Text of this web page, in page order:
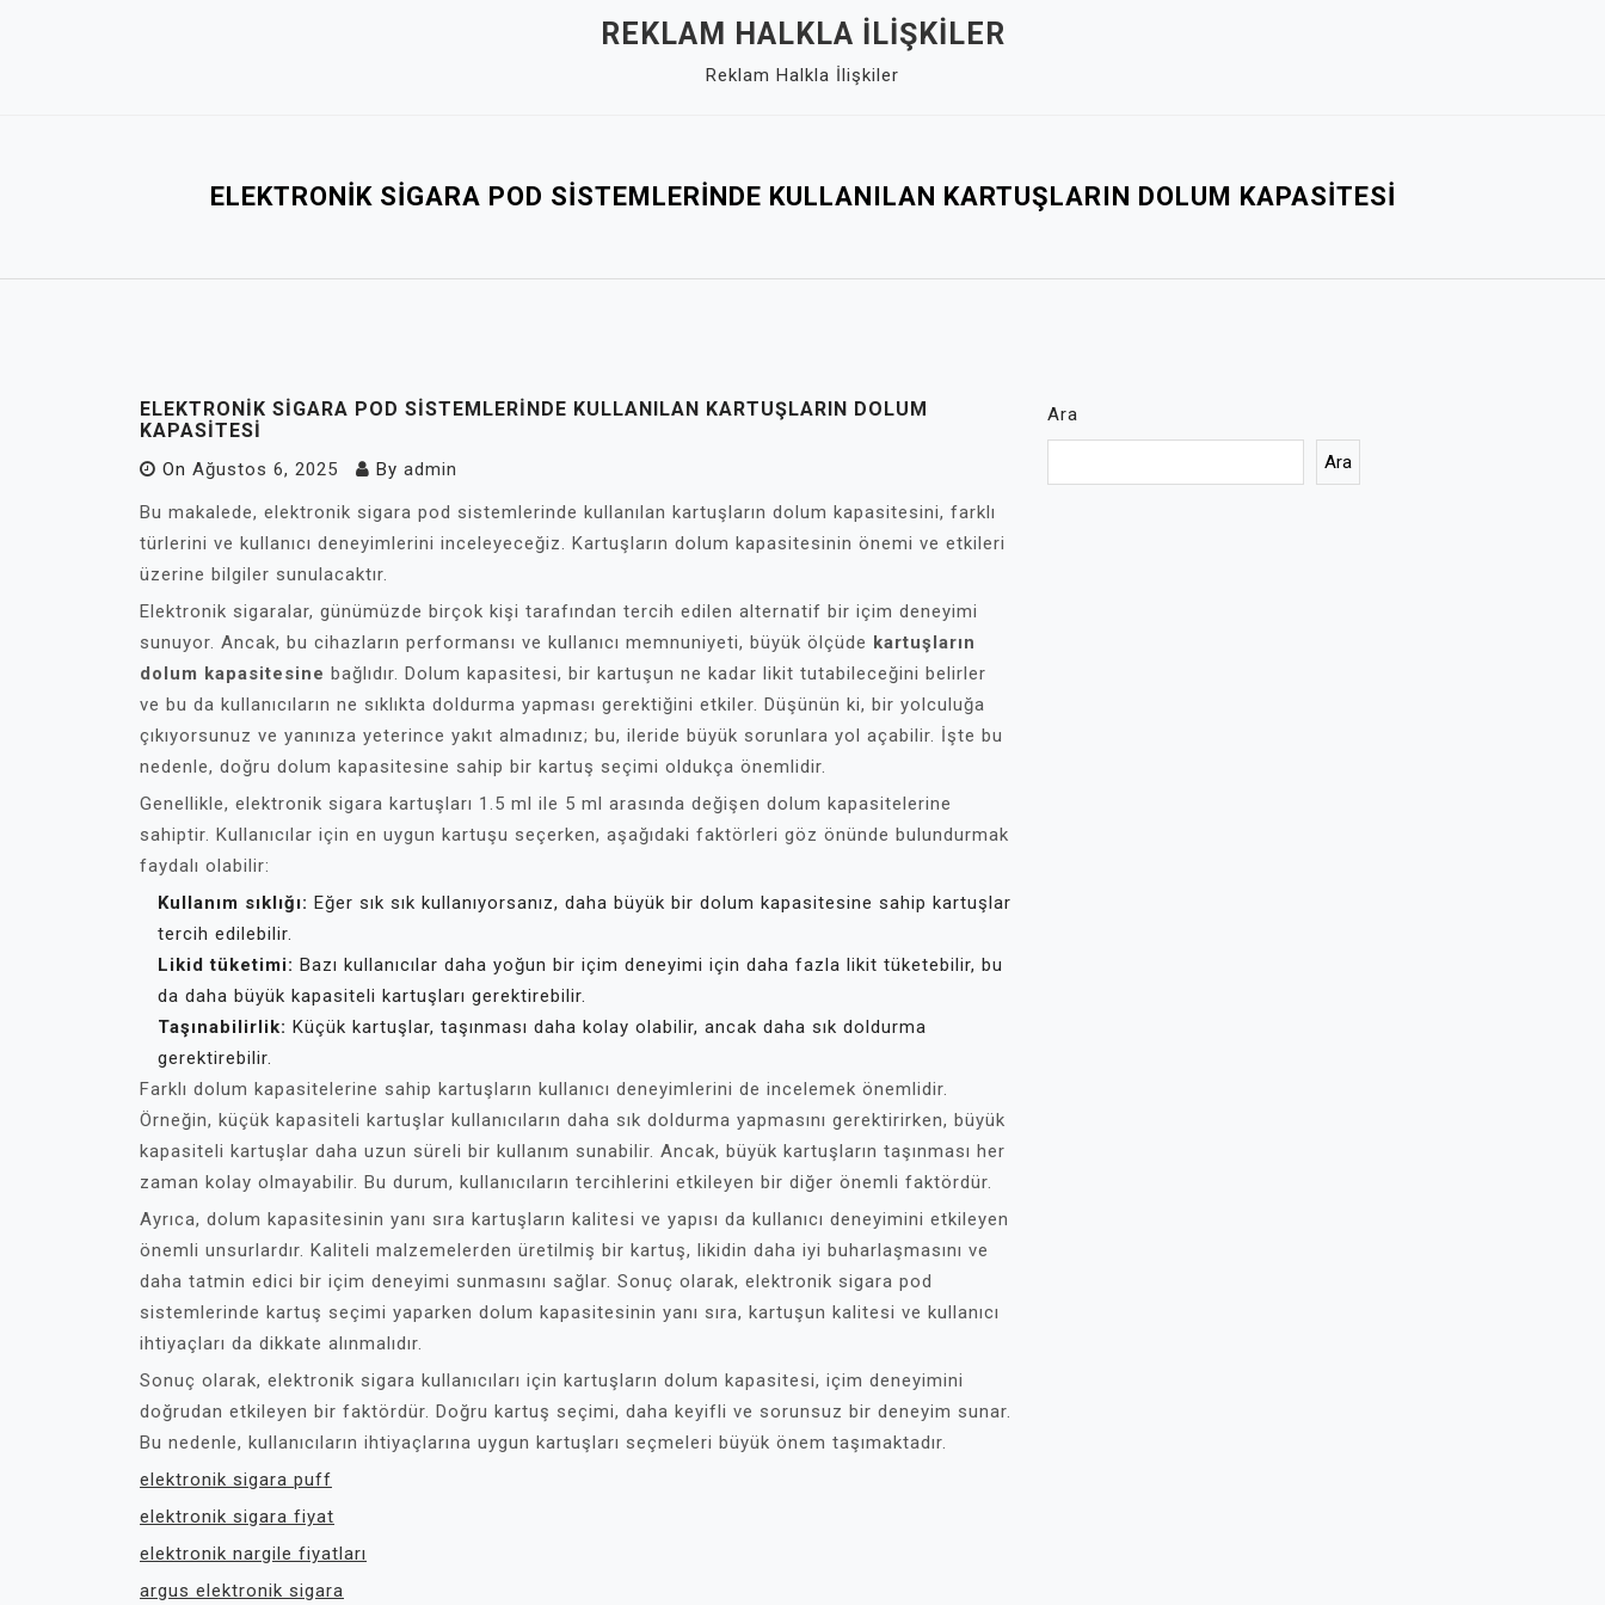
REKLAM HALKLA İLIŞKILER
Reklam Halkla İlişkiler
ELEKTRONIK SIGARA POD SISTEMLERINDE KULLANILAN KARTUŞLARIN DOLUM KAPASITESI
ELEKTRONIK SIGARA POD SISTEMLERINDE KULLANILAN KARTUŞLARIN DOLUM
KAPASITESI
On Ağustos 6, 2025 By admin
Bu makalede, elektronik sigara pod sistemlerinde kullanılan kartuşların dolum kapasitesini, farklı
türlerini ve kullanıcı deneyimlerini inceleyeceğiz. Kartuşların dolum kapasitesinin önemi ve etkileri
üzerine bilgiler sunulacaktır.
Elektronik sigaralar, günümüzde birçok kişi tarafından tercih edilen alternatif bir içim deneyimi
sunuyor. Ancak, bu cihazların performansı ve kullanıcı memnuniyeti, büyük ölçüde kartuşların
dolum kapasitesine bağlıdır. Dolum kapasitesi, bir kartuşun ne kadar likit tutabileceğini belirler
ve bu da kullanıcıların ne sıklıkta doldurma yapması gerektiğini etkiler. Düşünün ki, bir yolculuğa
çıkıyorsunuz ve yanınıza yeterince yakıt almadınız; bu, ileride büyük sorunlara yol açabilir. İşte bu
nedenle, doğru dolum kapasitesine sahip bir kartuş seçimi oldukça önemlidir.
Genellikle, elektronik sigara kartuşları 1.5 ml ile 5 ml arasında değişen dolum kapasitelerine
sahiptir. Kullanıcılar için en uygun kartuşu seçerken, aşağıdaki faktörleri göz önünde bulundurmak
faydalı olabilir:
Kullanım sıklığı: Eğer sık sık kullanıyorsanız, daha büyük bir dolum kapasitesine sahip kartuşlar
tercih edilebilir.
Likid tüketimi: Bazı kullanıcılar daha yoğun bir içim deneyimi için daha fazla likit tüketebilir, bu
da daha büyük kapasiteli kartuşları gerektirebilir.
Taşınabilirlik: Küçük kartuşlar, taşınması daha kolay olabilir, ancak daha sık doldurma
gerektirebilir.
Farklı dolum kapasitelerine sahip kartuşların kullanıcı deneyimlerini de incelemek önemlidir.
Örneğin, küçük kapasiteli kartuşlar kullanıcıların daha sık doldurma yapmasını gerektirirken, büyük
kapasiteli kartuşlar daha uzun süreli bir kullanım sunabilir. Ancak, büyük kartuşların taşınması her
zaman kolay olmayabilir. Bu durum, kullanıcıların tercihlerini etkileyen bir diğer önemli faktördür.
Ayrıca, dolum kapasitesinin yanı sıra kartuşların kalitesi ve yapısı da kullanıcı deneyimini etkileyen
önemli unsurlardır. Kaliteli malzemelerden üretilmiş bir kartuş, likidin daha iyi buharlaşmasını ve
daha tatmin edici bir içim deneyimi sunmasını sağlar. Sonuç olarak, elektronik sigara pod
sistemlerinde kartuş seçimi yaparken dolum kapasitesinin yanı sıra, kartuşun kalitesi ve kullanıcı
ihtiyaçları da dikkate alınmalıdır.
Sonuç olarak, elektronik sigara kullanıcıları için kartuşların dolum kapasitesi, içim deneyimini
doğrudan etkileyen bir faktördür. Doğru kartuş seçimi, daha keyifli ve sorunsuz bir deneyim sunar.
Bu nedenle, kullanıcıların ihtiyaçlarına uygun kartuşları seçmeleri büyük önem taşımaktadır.
elektronik sigara puff
elektronik sigara fiyat
elektronik nargile fiyatları
argus elektronik sigara
Ara
Ara